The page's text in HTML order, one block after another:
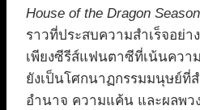
House of the Dragon
ราวที่ประสบความสำเร็จอย่า
เพียงซีรีส์แฟนตาซีที่เน้นควา
ยังเป็นโศกนาฏกรรมมนุษย์ที่
อำนาจ ความแค้น และผลพว